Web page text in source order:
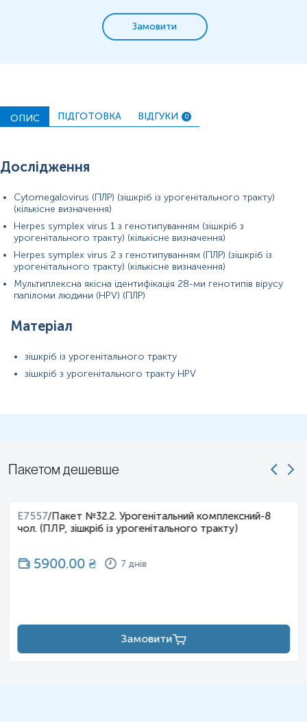
Замовити
ОПИС ПІДГОТОВКА ВІДГУКИ 0
Дослідження
Cytomegalovirus (ПЛР) (зішкріб із урогенітального тракту)
(кількісне визначення)
Herpes symplex virus 1 з генотипуванням (зішкріб з
урогенітального тракту) (кількісне визначення)
Herpes symplex virus 2 з генотипуванням (ПЛР) (зішкріб із
урогенітального тракту) (кількісне визначення)
Мультиплексна якісна ідентифікація 28-ми генотипів вірусу
папіломи людини (HPV) (ПЛР)
Матеріал
зішкріб із урогенітального тракту
зішкріб з урогенітального тракту HPV
Пакетом дешевше
E7557/Пакет №32.2. Урогенітальний комплексний-8
чол. (ПЛР, зішкріб із урогенітального тракту)
5900.00₴ 7 днів
Замовити